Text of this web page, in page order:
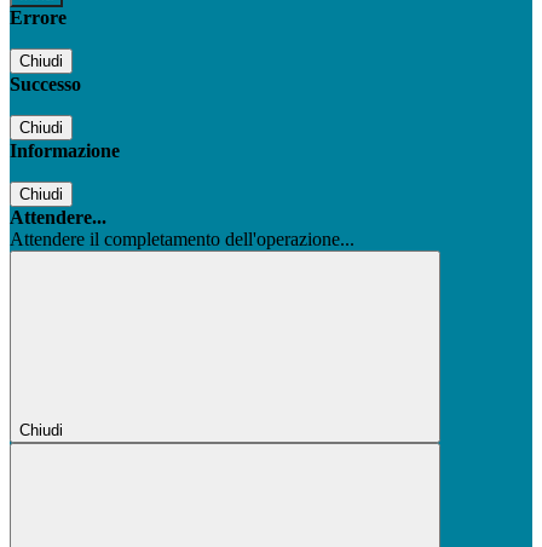
Errore
Chiudi
Successo
Chiudi
Informazione
Chiudi
Attendere...
Attendere il completamento dell'operazione...
Chiudi